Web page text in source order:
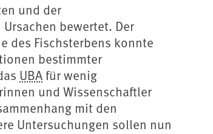
und der
bewertet. Der
des Fischsterbens konnte
bestimmter
UBA für wenig
und Wissenschaftler
mit den
Untersuchungen sollen nun